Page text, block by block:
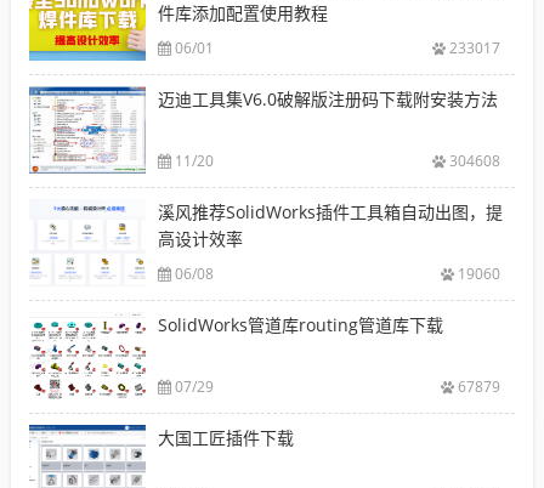
件库添加配置使用教程
06/01 233017
迈迪工具集V6.0破解版注册码下载附安装方法
11/20 304608
溪风推荐SolidWorks插件工具箱自动出图，提
高设计效率
06/08 19060
SolidWorks管道库routing管道库下载
07/29 67879
大国工匠插件下载